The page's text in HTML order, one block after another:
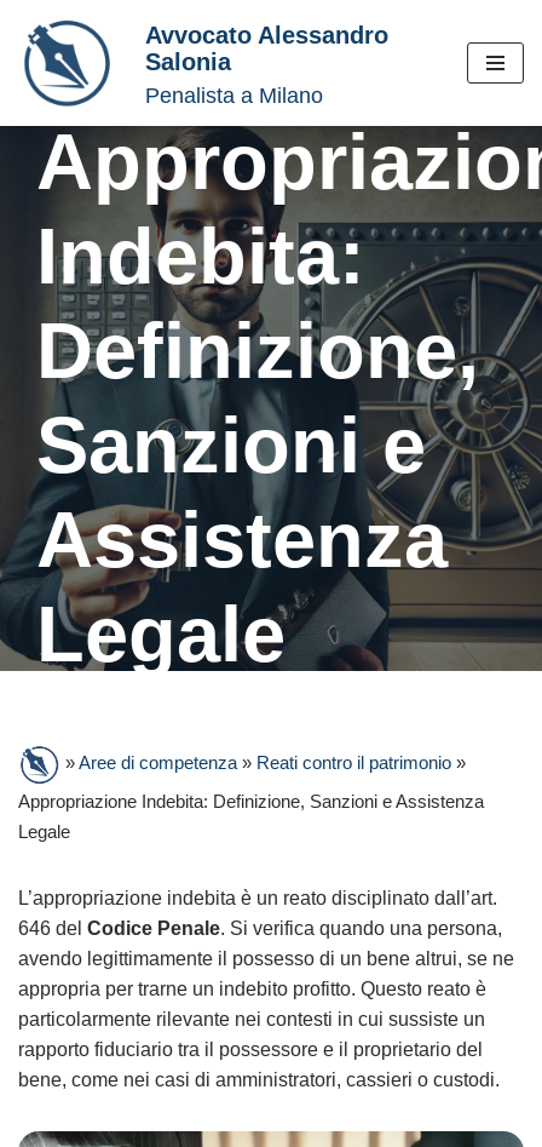
Vai
al
contenuto
Avvocato Alessandro
Salonia
Penalista a Milano
Indebita:
Definizione,
Sanzioni e
Assistenza
Legale
»Aree di competenza» Reati contro il patrimonio »
Appropriazione Indebita: Definizione, Sanzioni e Assistenza
Legale
L’appropriazione indebita è un reato disciplinato dall’art.
646 del Codice Penale. Si verifica quando una persona,
avendo legittimamente il possesso di un bene altrui, se ne
appropria per trarne un indebito profitto. Questo reato è
particolarmente rilevante nei contesti in cui sussiste un
rapporto fiduciario tra il possessore e il proprietario del
bene, come nei casi di amministratori, cassieri o custodi.